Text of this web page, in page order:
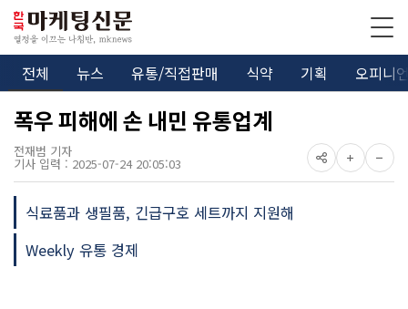
전체 뉴스 유통/직접판매 식약 기획 오피니
폭우 피해에 손 내민 유통업계
전재범 기자
기사 입력 : 2025-07-24 20:05:03
식료품과 생필품, 긴급구호 세트까지 지원해
Weekly 유통 경제